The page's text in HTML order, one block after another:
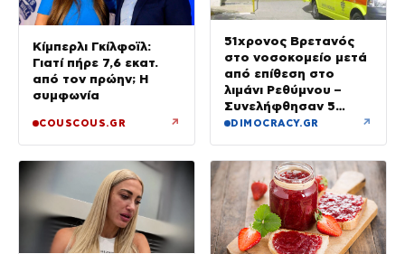
Κίμπερλι Γκίλφοϊλ:
Γιατί πήρε 7,6 εκατ.
από τον πρώην; Η
συμφωνία
COUSCOUS.GR ↗
51χρονος Βρετανός
στο νοσοκομείο μετά
από επίθεση στο
λιμάνι Ρεθύμνου –
Συνελήφθησαν 5
άτομα
DIMOCRACY.GR ↗